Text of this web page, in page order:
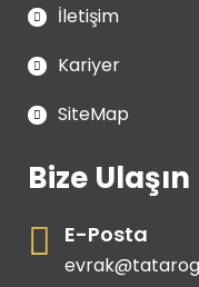
İletişim
Kariyer
SiteMap
Bize Ulaşın
E-Posta